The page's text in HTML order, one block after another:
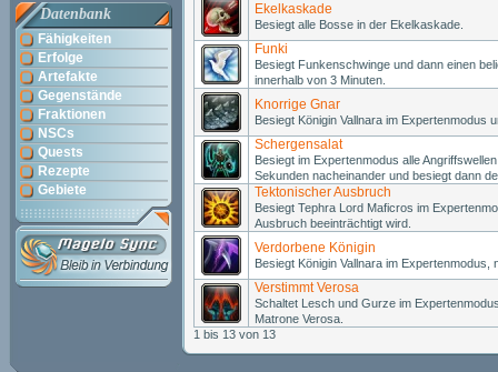
Datenbank
Fähigkeiten
Erfolge
Artefakte
Gegenstände
Fraktionen
NSCs
Quests
Rezepte
Gebiete
Ekelkaskade
Besiegt alle Bosse in der Ekelkaskade.
Funki
Besiegt Funkenschwinge und dann einen
innerhalb von 3 Minuten.
Knorrige Gnar
Besiegt Königin Vallnara im Expertenmodus
Schergensalat
Besiegt im Expertenmodus alle
Sekunden nacheinander und besiegt dann
Tektonischer Ausbruch
Besiegt Tephra Lord Maficros im
Ausbruch beeinträchtigt wird.
Verdorbene Königin
Besiegt Königin Vallnara im
Verstimmt Verosa
Schaltet Lesch und Gurze im
Matrone Verosa.
1 bis 13 von 13